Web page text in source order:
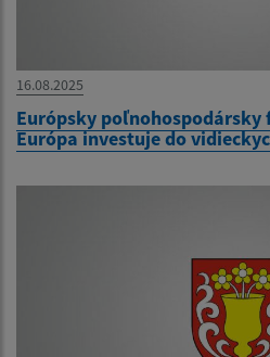
16.08.2025
Európsky
Európa investuje do